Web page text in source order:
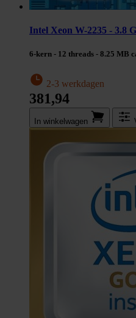
Intel Xeon W-2235 - 3.8
6-kern - 12 threads - 8.25 MB
2-3 werkdagen
381,94
In winkel­wagen